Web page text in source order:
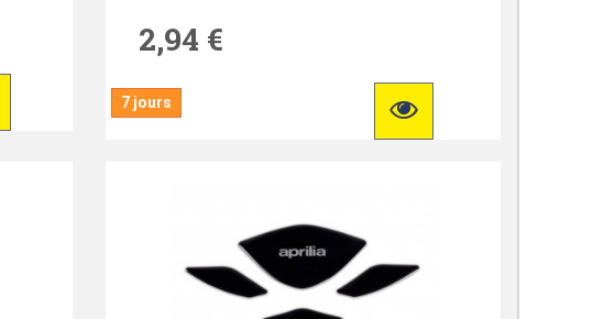
2,94 €
7 jours